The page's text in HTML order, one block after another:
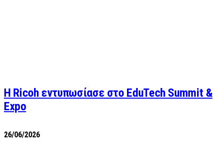
Η Ricoh εντυπωσίασε στο EduTech Summit &
Expo
26/06/2026